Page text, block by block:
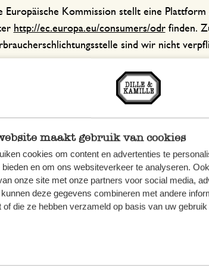
maakt gebruik van cookies
cookies om content en advertenties te
bieden en om ons websiteverkeer te analyseren.
onze site met onze partners voor social media,
deze gegevens combineren met andere
of die ze hebben verzameld op basis van uw
Europäische Kommission stellt eine
http://ec.europa.eu/consumers/odrfinden.
sind wir nicht
Dille & Kamille (Nederland) B.V. wird
Dille & Kamille (International) B.V.
Dille & Kamille (International) B.V. wird